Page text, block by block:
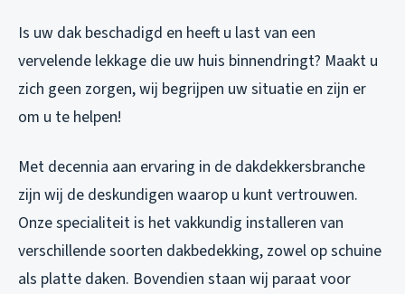
Is uw dak beschadigd en heeft u last van een
vervelende lekkage die uw huis binnendringt? Maakt u
zich geen zorgen, wij begrijpen uw situatie en zijn er
om u te helpen!
Met decennia aan ervaring in de dakdekkersbranche
zijn wij de deskundigen waarop u kunt vertrouwen.
Onze specialiteit is het vakkundig installeren van
verschillende soorten dakbedekking, zowel op schuine
als platte daken. Bovendien staan wij paraat voor